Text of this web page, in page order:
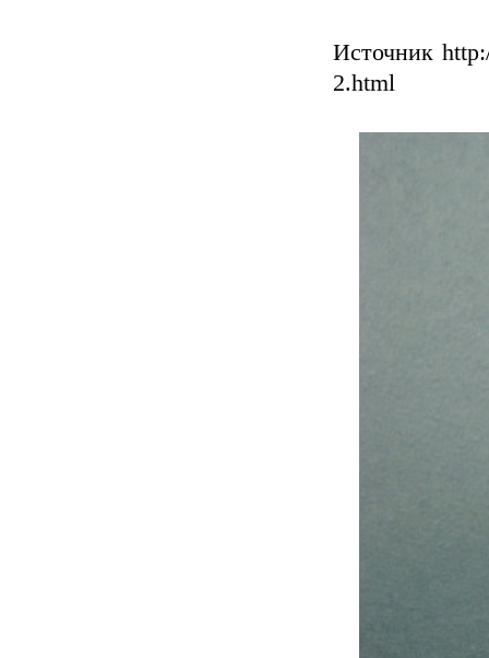
Источник
2.html